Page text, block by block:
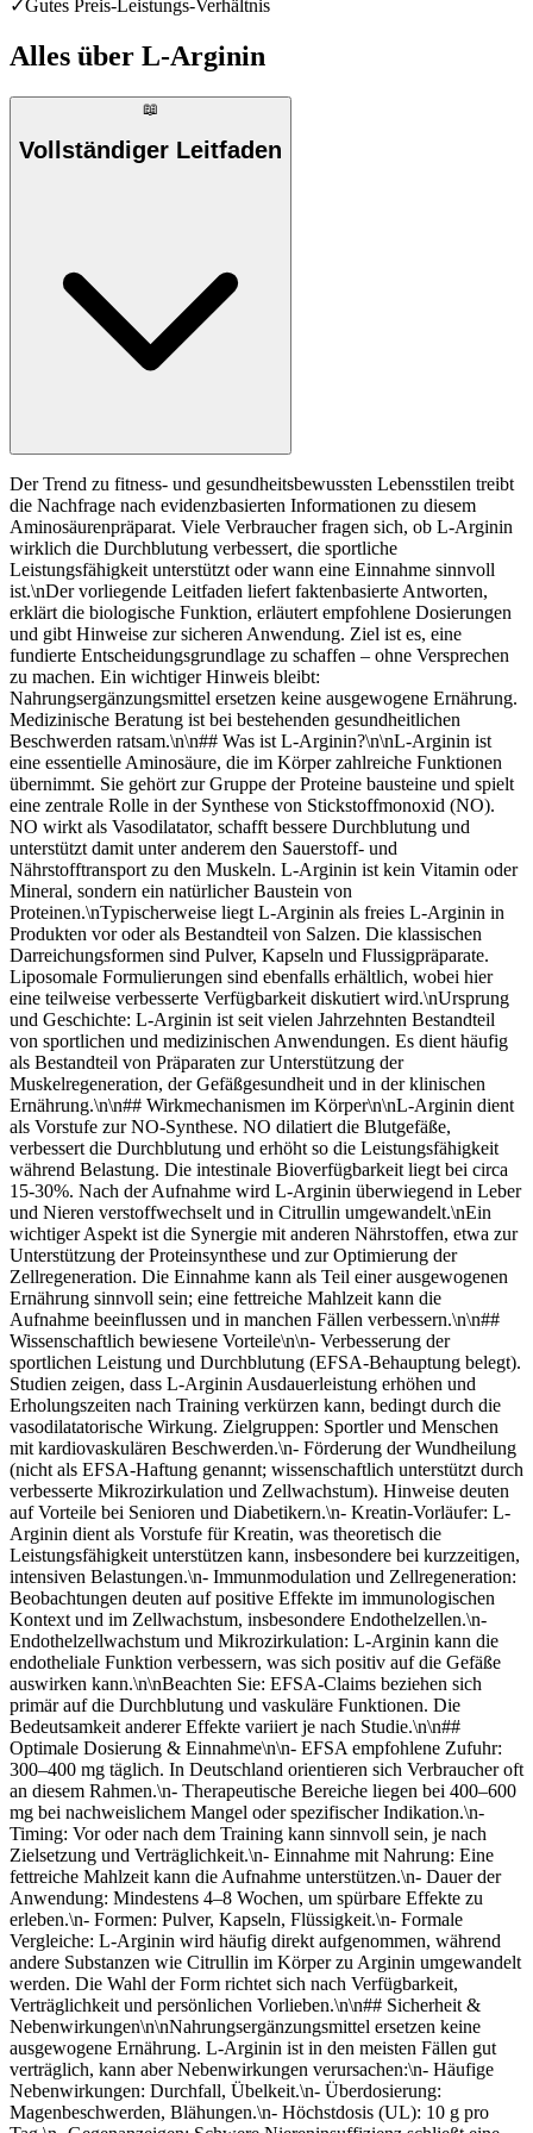
✓Gutes Preis-Leistungs-Verhältnis
Alles über L-Arginin
📖
Vollständiger Leitfaden
Der Trend zu fitness- und gesundheitsbewussten Lebensstilen treibt
die Nachfrage nach evidenzbasierten Informationen zu diesem
Aminosäurenpräparat. Viele Verbraucher fragen sich, ob L-Arginin
wirklich die Durchblutung verbessert, die sportliche
Leistungsfähigkeit unterstützt oder wann eine Einnahme sinnvoll
ist.\nDer vorliegende Leitfaden liefert faktenbasierte Antworten,
erklärt die biologische Funktion, erläutert empfohlene Dosierungen
und gibt Hinweise zur sicheren Anwendung. Ziel ist es, eine
fundierte Entscheidungsgrundlage zu schaffen – ohne Versprechen
zu machen. Ein wichtiger Hinweis bleibt:
Nahrungsergänzungsmittel ersetzen keine ausgewogene Ernährung.
Medizinische Beratung ist bei bestehenden gesundheitlichen
Beschwerden ratsam.\n\n## Was ist L-Arginin?\n\nL-Arginin ist
eine essentielle Aminosäure, die im Körper zahlreiche Funktionen
übernimmt. Sie gehört zur Gruppe der Proteine bausteine und spielt
eine zentrale Rolle in der Synthese von Stickstoffmonoxid (NO).
NO wirkt als Vasodilatator, schafft bessere Durchblutung und
unterstützt damit unter anderem den Sauerstoff- und
Nährstofftransport zu den Muskeln. L-Arginin ist kein Vitamin oder
Mineral, sondern ein natürlicher Baustein von
Proteinen.\nTypischerweise liegt L-Arginin als freies L-Arginin in
Produkten vor oder als Bestandteil von Salzen. Die klassischen
Darreichungsformen sind Pulver, Kapseln und Flussigpräparate.
Liposomale Formulierungen sind ebenfalls erhältlich, wobei hier
eine teilweise verbesserte Verfügbarkeit diskutiert wird.\nUrsprung
und Geschichte: L-Arginin ist seit vielen Jahrzehnten Bestandteil
von sportlichen und medizinischen Anwendungen. Es dient häufig
als Bestandteil von Präparaten zur Unterstützung der
Muskelregeneration, der Gefäßgesundheit und in der klinischen
Ernährung.\n\n## Wirkmechanismen im Körper\n\nL-Arginin dient
als Vorstufe zur NO-Synthese. NO dilatiert die Blutgefäße,
verbessert die Durchblutung und erhöht so die Leistungsfähigkeit
während Belastung. Die intestinale Bioverfügbarkeit liegt bei circa
15-30%. Nach der Aufnahme wird L-Arginin überwiegend in Leber
und Nieren verstoffwechselt und in Citrullin umgewandelt.\nEin
wichtiger Aspekt ist die Synergie mit anderen Nährstoffen, etwa zur
Unterstützung der Proteinsynthese und zur Optimierung der
Zellregeneration. Die Einnahme kann als Teil einer ausgewogenen
Ernährung sinnvoll sein; eine fettreiche Mahlzeit kann die
Aufnahme beeinflussen und in manchen Fällen verbessern.\n\n##
Wissenschaftlich bewiesene Vorteile\n\n- Verbesserung der
sportlichen Leistung und Durchblutung (EFSA-Behauptung belegt).
Studien zeigen, dass L-Arginin Ausdauerleistung erhöhen und
Erholungszeiten nach Training verkürzen kann, bedingt durch die
vasodilatatorische Wirkung. Zielgruppen: Sportler und Menschen
mit kardiovaskulären Beschwerden.\n- Förderung der Wundheilung
(nicht als EFSA-Haftung genannt; wissenschaftlich unterstützt durch
verbesserte Mikrozirkulation und Zellwachstum). Hinweise deuten
auf Vorteile bei Senioren und Diabetikern.\n- Kreatin-Vorläufer: L-
Arginin dient als Vorstufe für Kreatin, was theoretisch die
Leistungsfähigkeit unterstützen kann, insbesondere bei kurzzeitigen,
intensiven Belastungen.\n- Immunmodulation und Zellregeneration:
Beobachtungen deuten auf positive Effekte im immunologischen
Kontext und im Zellwachstum, insbesondere Endothelzellen.\n-
Endothelzellwachstum und Mikrozirkulation: L-Arginin kann die
endotheliale Funktion verbessern, was sich positiv auf die Gefäße
auswirken kann.\n\nBeachten Sie: EFSA-Claims beziehen sich
primär auf die Durchblutung und vaskuläre Funktionen. Die
Bedeutsamkeit anderer Effekte variiert je nach Studie.\n\n##
Optimale Dosierung & Einnahme\n\n- EFSA empfohlene Zufuhr:
300–400 mg täglich. In Deutschland orientieren sich Verbraucher oft
an diesem Rahmen.\n- Therapeutische Bereiche liegen bei 400–600
mg bei nachweislichem Mangel oder spezifischer Indikation.\n-
Timing: Vor oder nach dem Training kann sinnvoll sein, je nach
Zielsetzung und Verträglichkeit.\n- Einnahme mit Nahrung: Eine
fettreiche Mahlzeit kann die Aufnahme unterstützen.\n- Dauer der
Anwendung: Mindestens 4–8 Wochen, um spürbare Effekte zu
erleben.\n- Formen: Pulver, Kapseln, Flüssigkeit.\n- Formale
Vergleiche: L-Arginin wird häufig direkt aufgenommen, während
andere Substanzen wie Citrullin im Körper zu Arginin umgewandelt
werden. Die Wahl der Form richtet sich nach Verfügbarkeit,
Verträglichkeit und persönlichen Vorlieben.\n\n## Sicherheit &
Nebenwirkungen\n\nNahrungsergänzungsmittel ersetzen keine
ausgewogene Ernährung. L-Arginin ist in den meisten Fällen gut
verträglich, kann aber Nebenwirkungen verursachen:\n- Häufige
Nebenwirkungen: Durchfall, Übelkeit.\n- Überdosierung:
Magenbeschwerden, Blähungen.\n- Höchstdosis (UL): 10 g pro